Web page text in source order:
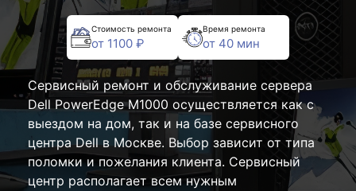
Стоимость ремонта
от 1100 ₽
Время ремонта
от 40 мин
Сервисный ремонт и обслуживание сервера
Dell PowerEdge M1000 осуществляется как с
выездом на дом, так и на базе сервисного
центра Dell в Москве. Выбор зависит от типа
поломки и пожелания клиента. Сервисный
центр располагает всем нужным